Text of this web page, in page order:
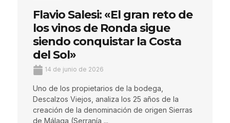
Flavio Salesi: «El gran reto de
los vinos de Ronda sigue
siendo conquistar la Costa
del Sol»
14 de junio de 2026
Uno de los propietarios de la bodega,
Descalzos Viejos, analiza los 25 años de la
creación de la denominación de origen Sierras
de Málaga (Serranía ...